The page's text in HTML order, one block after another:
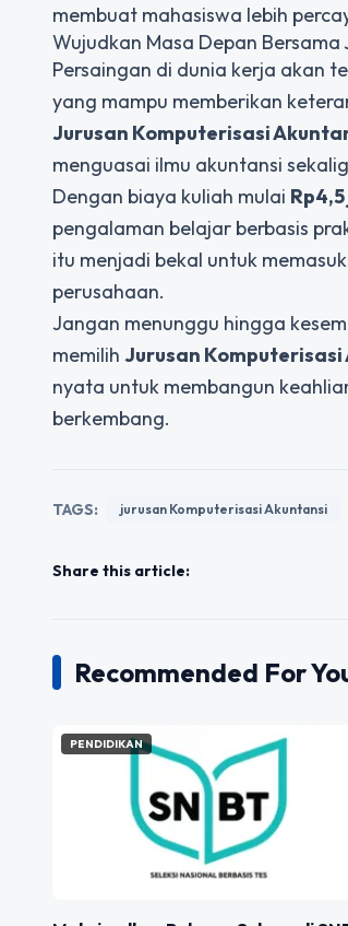
membuat mahasiswa lebih
Wujudkan Masa Depan
Persaingan di dunia kerja akan
yang mampu memberikan
Jurusan Komputerisasi
menguasai ilmu akuntansi
Dengan biaya kuliah mulai
pengalaman belajar berbasis
itu menjadi bekal untuk
perusahaan.
Jangan menunggu hingga
memilih Jurusan Komputerisasi
nyata untuk membangun
berkembang.
TAGS: jurusan Komputerisasi Akuntansi
Share this article:
Recommended For
PENDIDIKAN